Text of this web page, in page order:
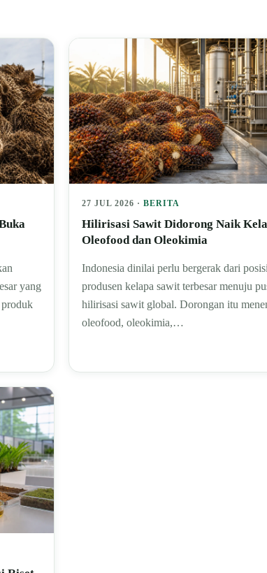
yang
produk
27 JUL 2026 ·BERITA
Hilirisasi Sawit Didorong Naik
Oleofood dan Oleokimia
Indonesia dinilai perlu bergerak dari
produsen kelapa sawit terbesar menuju
hilirisasi sawit global. Dorongan itu
oleofood, oleokimia,…